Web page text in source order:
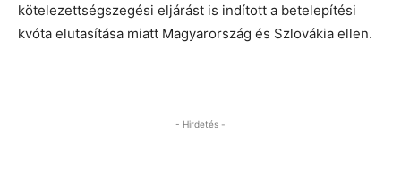
kötelezettségszegési eljárást is indított a betelepítési
kvóta elutasítása miatt Magyarország és Szlovákia ellen.
- Hirdetés -